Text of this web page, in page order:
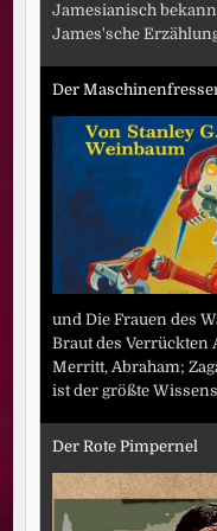
Jamesianisch
James'sche
Der
und Die Frauen des
Braut des Verrückten
Merritt, Abraham;
ist der größte
Der Rote Pimpernel